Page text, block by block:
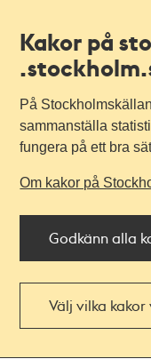
Kakor på
På
sammanställa
fungera på ett bra
Om kakor på
Godkänn alla
Välj vilka